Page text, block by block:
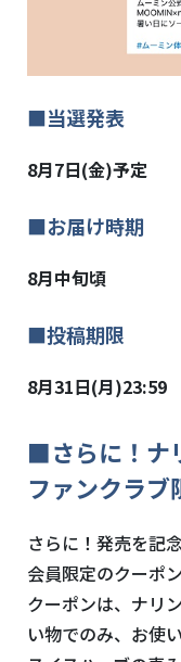
■当選発表
8月7日(金)予定
■お届け時期
8月中旬頃
■投稿期限
8月31日(月)23:59
■さらに！ナ
ファンクラブ
さらに！発売を記
会員限定のクーポ
クーポンは、ナリ
い物でのみ、お使